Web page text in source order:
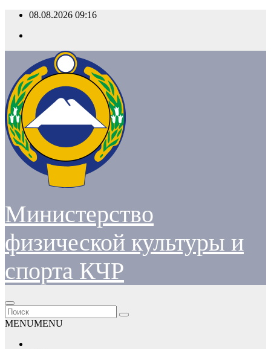
Перейти
содержимому
08.08.2026 09:16
Министерство
физической культуры и
спорта КЧР
MENUMENU